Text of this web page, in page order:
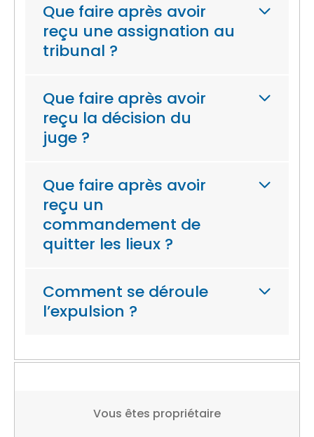
Que faire après avoir
reçu une assignation au
tribunal ?
Que faire après avoir
reçu la décision du
juge ?
Que faire après avoir
reçu un
commandement de
quitter les lieux ?
Comment se déroule
l’expulsion ?
Vous êtes propriétaire